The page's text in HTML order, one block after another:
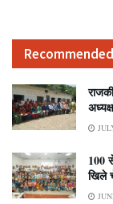
Recommended
100
खिले